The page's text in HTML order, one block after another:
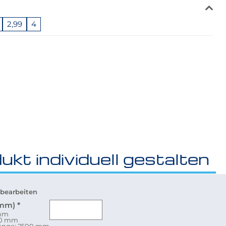
2,99
4
individuell gestalten
*
mm